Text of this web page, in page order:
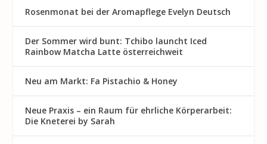
Rosenmon at bei der Aromapflege Evelyn Deutsch
Der Sommer wird bunt: Tchibo launcht Iced
Rainbow Matcha Latte österreichweit
Neu am Markt: Fa Pistachio & Honey
Neue Praxis – ein Raum für ehrliche Körperarbeit:
Die Kneterei by Sarah